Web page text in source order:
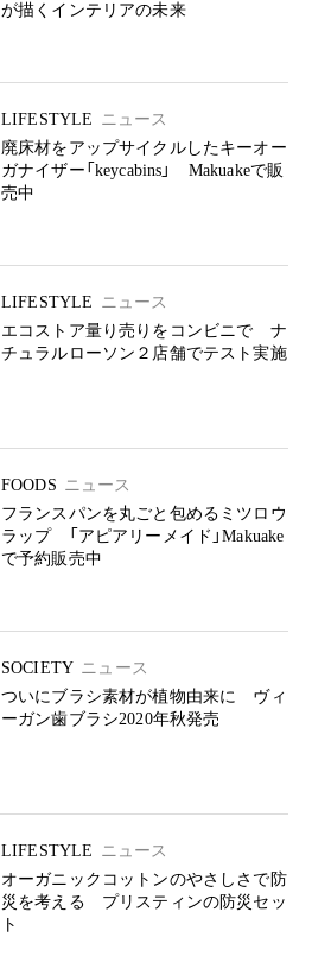
が描くインテリアの未来
LIFESTYLE ニュース
廃床材をアップサイクルしたキーオー
ガナイザー「keycabins」 Makuakeで販
売中
LIFESTYLE ニュース
エコストア量り売りをコンビニで ナ
チュラルローソン２店舗でテスト実施
FOODS ニュース
フランスパンを丸ごと包めるミツロウ
ラップ 「アピアリーメイド」Makuake
で予約販売中
SOCIETY ニュース
ついにブラシ素材が植物由来に ヴィ
ーガン歯ブラシ2020年秋発売
LIFESTYLE ニュース
オーガニックコットンのやさしさで防
災を考える プリスティンの防災セッ
ト